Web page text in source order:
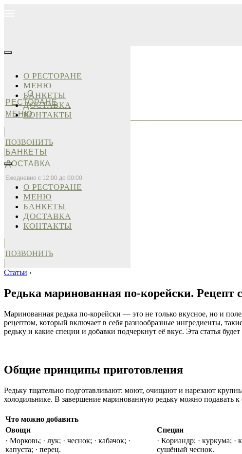
О
РЕСТОРАНЕ
МЕНЮ
БАНКЕТЫ
ДОСТАВКА
Ежедневно с 12:00 до 00:00
О РЕСТОРАНЕ
МЕНЮ
БАНКЕТЫ
ДОСТАВКА
КОНТАКТЫ
ПОЗВОНИТЬ
О РЕСТОРАНЕ
МЕНЮ
БАНКЕТЫ
ДОСТАВКА
КОНТАКТЫ
ПОЗВОНИТЬ
Статьи ›
Редька маринованная по-корейски. Рецепт
Маринованная редька по-корейски — это не только вкусное, но и
рецептом, который включает в себя разнообразные ингредиенты,
редьку и какие специи и добавки подчеркнут её вкус. Эта статья
Общие принципы приготовления
Редьку тщательно подготавливают: моют, очищают и нарезают
холодильнике. В завершение маринованную редьку можно подавать к
Что можно добавить
Овощи
Специи
· Морковь; · лук; · чеснок; · кабачок; ·
капуста; · перец.
· Кориандр; · куркума; ·
сушёный чеснок.